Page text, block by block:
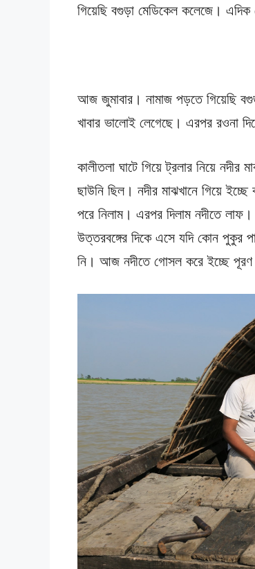
গিয়েছি বগুড়া মেডিকেল কলেজে। এদিক
আজ জুমাবার। নামাজ পড়তে গিয়েছি
খাবার ভালোই লেগেছে। এরপর রওনা
কালীতলা ঘাটে গিয়ে ট্রলার নিয়ে
ছাউনি ছিল। নদীর মাঝখানে গিয়ে
পরে নিলাম। এরপর দিলাম নদীতে
উত্তরবঙ্গের দিকে এসে যদি কোন
নি। আজ নদীতে গোসল করে ইচ্ছে পূরণ